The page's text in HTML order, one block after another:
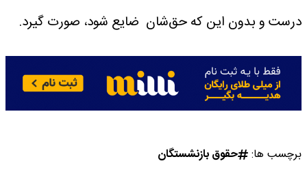
درست و بدون این که حق‌شان ضایع شود، صورت گیرد.
برچسب ها: حقوق بازنشستگان